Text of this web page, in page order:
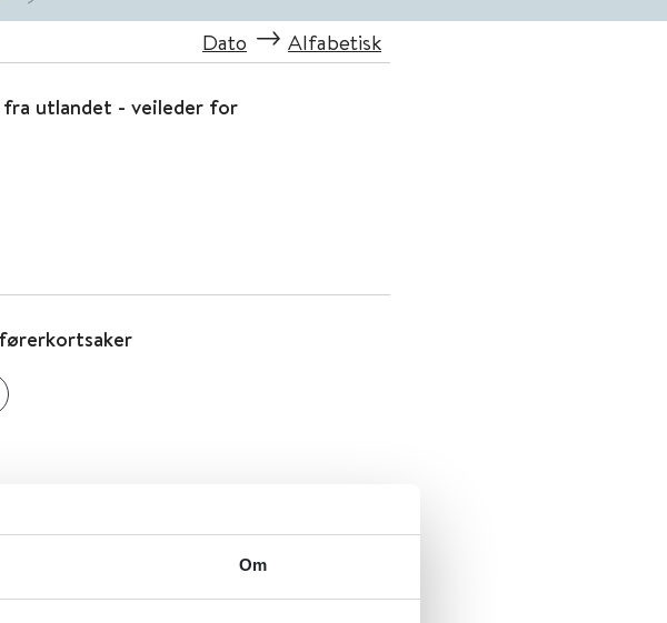
Om
Dato Alfabetisk
utlandet - veileder for